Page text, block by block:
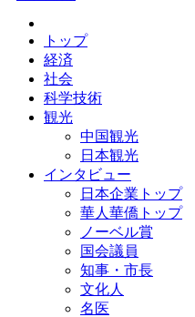
トップ
経済
社会
科学技術
観光
中国観光
日本観光
インタビュー
日本企業トップ
華人華僑トップ
ノーベル賞
国会議員
知事・市長
文化人
名医